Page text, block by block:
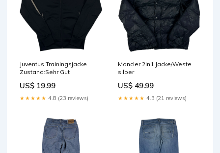
Juventus Trainingsjacke
Zustand:Sehr Gut
US$ 19.99
★★★★★ 4.8 (23 reviews)
Moncler 2in1 Jacke/Weste
silber
US$ 49.99
★★★★★ 4.3 (21 reviews)